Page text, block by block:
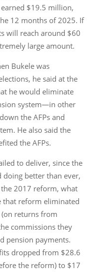
$19.5 million,
12 months of 2025. If
will reach around $60
large amount.
Bukele was
he said at the
he would eliminate
system—in other
the AFPs and
He also said the
the AFPs.
to deliver, since the
doing better than ever,
2017 reform, what
that reform eliminated
returns from
commissions they
pension payments.
dropped from $28.6
the reform) to $17